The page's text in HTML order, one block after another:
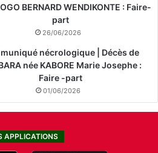
BERNARD WENDIKONTE : Faire-
part
26/06/2026
nécrologique | Décès de
née KABORE Marie Josephe :
Faire -part
01/06/2026
APPLICATIONS